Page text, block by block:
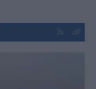
Kliknij aby
Kliknij